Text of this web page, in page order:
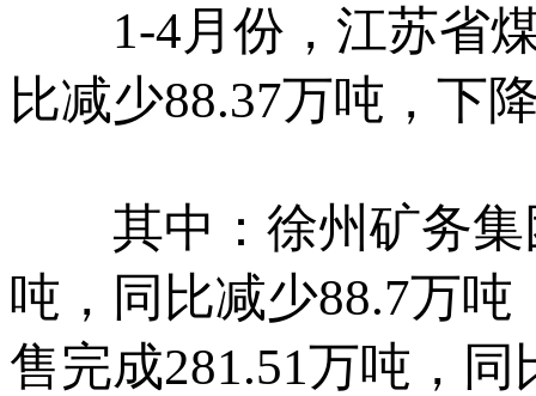
1-4月份，江苏省煤
比减少88.37万吨，下
其中：徐州矿务集
吨，同比减少88.7万
售完成281.51万吨，